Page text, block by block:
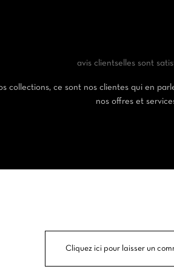
avis clientselles sont
collections, ce sont nos clientes qui en
nos offres et
Cliquez ici pour laisser un